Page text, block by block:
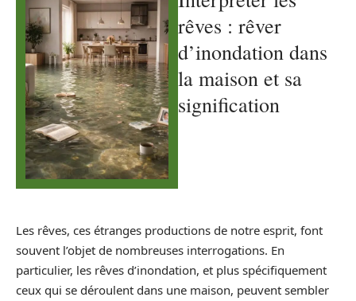
rêves : rêver
d’inondation dans
la maison et sa
signification
Les rêves, ces étranges productions de notre esprit, font
souvent l’objet de nombreuses interrogations. En
particulier, les rêves d’inondation, et plus spécifiquement
ceux qui se déroulent dans une maison, peuvent sembler